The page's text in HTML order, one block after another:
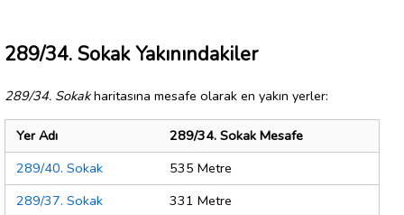
289/34. Sokak Yakınındakiler
289/34. Sokakharitasına mesafe olarak en yakın yerler:
Yer Adı
289/34. Sokak Mesafe
289/40. Sokak
535 Metre
289/37. Sokak
331 Metre